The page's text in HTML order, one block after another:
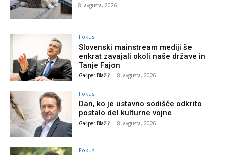
8. avgusta, 2026
Fokus
Slovenski mainstream mediji še
enkrat zavajali okoli naše države in
Tanje Fajon
Gašper Blažič - 8. avgusta, 2026
Fokus
Dan, ko je ustavno sodišče odkrito
postalo del kulturne vojne
Gašper Blažič - 8. avgusta, 2026
Fokus